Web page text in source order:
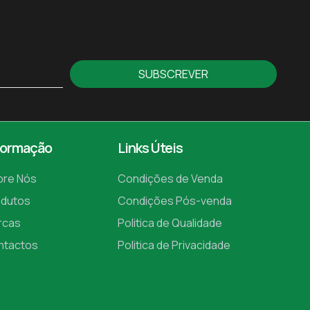
SUBSCREVER
Nós
Links Úteis
Condições de Venda
Condições Pós-venda
Politica de Qualidade
Politica de Privacidade